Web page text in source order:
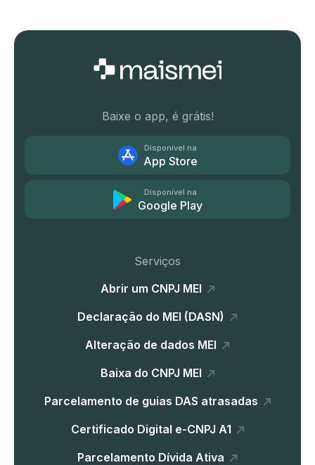
Baixe o app, é grátis!
Disponível na
App Store
Disponível na
Google Play
Serviços
Abrir um CNPJ MEI
Declaração do MEI (DASN)
Alteração de dados MEI
Baixa do CNPJ MEI
Parcelamento de guias DAS atrasadas
Certificado Digital e-CNPJ A1
Parcelamento Dívida Ativa